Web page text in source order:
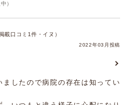
中）
載口コミ1件・イヌ）
2022年03月投稿
ましたので病院の存在は知ってい